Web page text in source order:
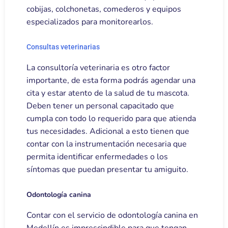
cobijas, colchonetas, comederos y equipos
especializados para monitorearlos.
Consultas veterinarias
La consultoría veterinaria es otro factor
importante, de esta forma podrás agendar una
cita y estar atento de la salud de tu mascota.
Deben tener un personal capacitado que
cumpla con todo lo requerido para que atienda
tus necesidades. Adicional a esto tienen que
contar con la instrumentación necesaria que
permita identificar enfermedades o los
síntomas que puedan presentar tu amiguito.
Odontología canina
Contar con el servicio de odontología canina en